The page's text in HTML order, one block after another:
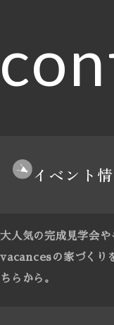
イベント
大人気の完成見学会や
vacancesの家づくり
ちらから。